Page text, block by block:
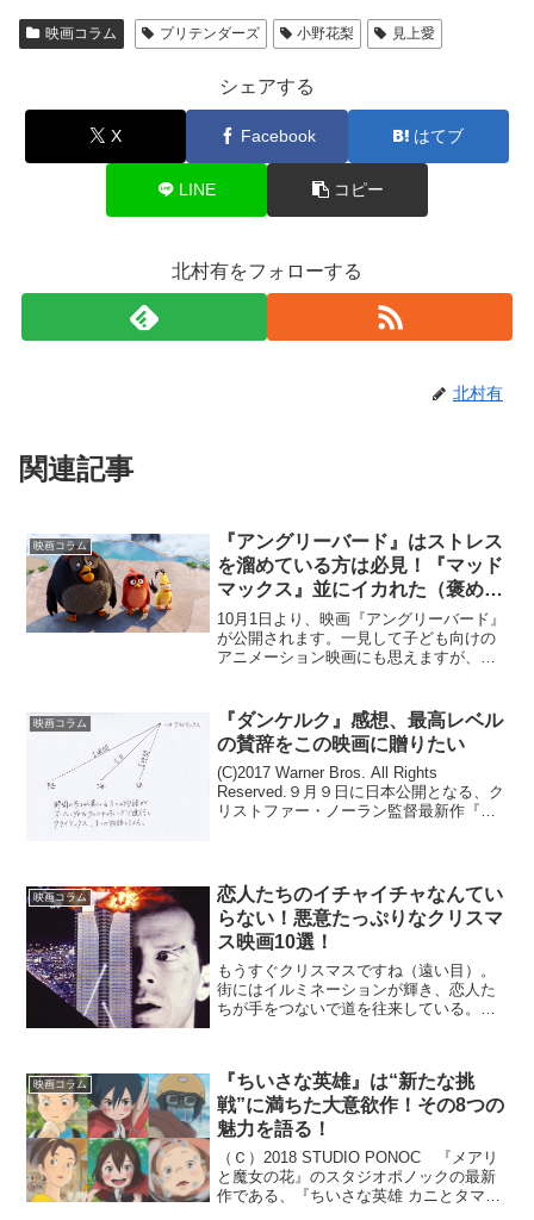
映画コラム プリテンダーズ 小野花梨 見上愛
シェアする
X Facebook はてブ
LINE コピー
北村有をフォローする
北村有
関連記事
映画コラム
『アングリーバード』はストレス
を溜めている方は必見！『マッド
マックス』並にイカれた（褒め言
葉）映画だ！
10月1日より、映画『アングリーバード』
が公開されます。一見して子ども向けの
アニメーション映画にも思えますが、い
します。大きなネタバレはありません！
1.ストレスを溜め込...
映画コラム
『ダンケルク』感想、最高レベル
の賛辞をこの映画に贈りたい
(C)2017 Warner Bros. All Rights
Reserved.９月９日に日本公開となる、ク
リストファー・ノーラン監督最新作『ダ
映画コラム
恋人たちのイチャイチャなんてい
らない！悪意たっぷりなクリスマ
ス映画10選！
もうすぐクリスマスですね（遠い目）。
街にはイルミネーションが輝き、恋人た
ちが手をつないで道を往来している。そ
やってきました。そこで今...
映画コラム
『ちいさな英雄』は“新たな挑
戦”に満ちた大意欲作！その8つの
魅力を語る！
（Ｃ）2018 STUDIO PONOC 『メアリ
と魔女の花』のスタジオポノックの最新
作である、『ちいさな英雄 カニとタマゴ